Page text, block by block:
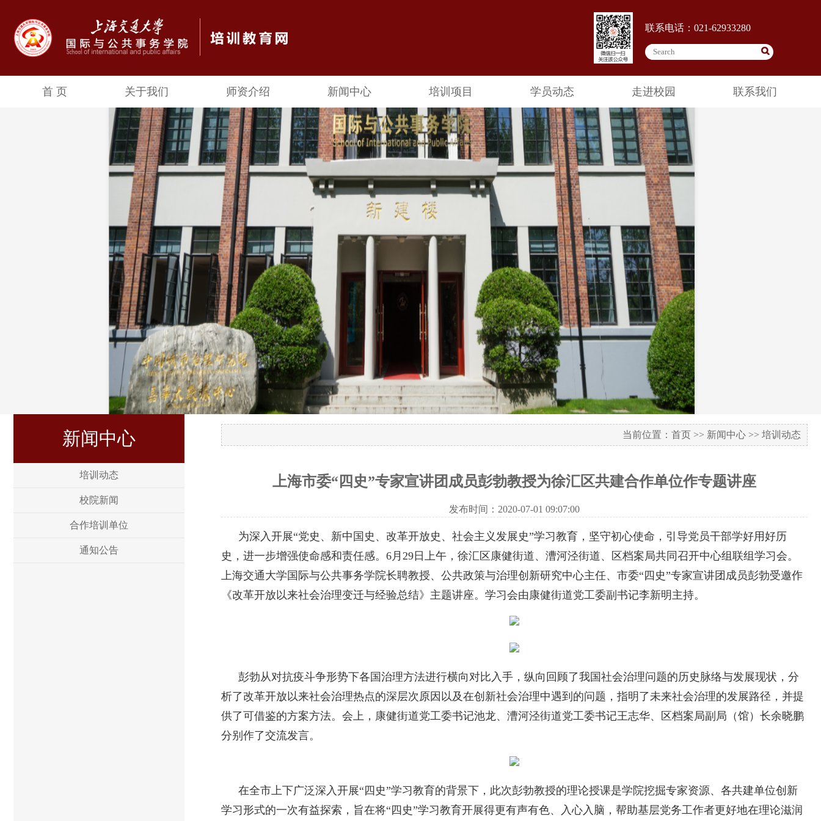
联系电话：021-62933280
首 页 关于我们 师资介绍 新闻中心 培训项目 学员动态 走进校园 联系我们
新闻中心
培训动态
校院新闻
合作培训单位
通知公告
当前位置： 首页 >> 新闻中心 >> 培训动态
上海市委“四史”专家宣讲团成员彭勃教授为徐汇区共建合作单位作专题讲座
发布时间：2020-07-01 09:07:00
为深入开展“党史、新中国史、改革开放史、社会主义发展史”学习教育，坚守初心使命，引导党员干部学好用好历
史，进一步增强使命感和责任感。6月29日上午，徐汇区康健街道、漕河泾街道、区档案局共同召开中心组联组学习会。
上海交通大学国际与公共事务学院长聘教授、公共政策与治理创新研究中心主任、市委“四史”专家宣讲团成员彭勃受邀作
《改革开放以来社会治理变迁与经验总结》主题讲座。学习会由康健街道党工委副书记李新明主持。
彭勃从对抗疫斗争形势下各国治理方法进行横向对比入手，纵向回顾了我国社会治理问题的历史脉络与发展现状，分
析了改革开放以来社会治理热点的深层次原因以及在创新社会治理中遇到的问题，指明了未来社会治理的发展路径，并提
供了可借鉴的方案方法。会上，康健街道党工委书记池龙、漕河泾街道党工委书记王志华、区档案局副局（馆）长余晓鹏
分别作了交流发言。
在全市上下广泛深入开展“四史”学习教育的背景下，此次彭勃教授的理论授课是学院挖掘专家资源、各共建单位创新
学习形式的一次有益探索，旨在将“四史”学习教育开展得更有声有色、入心入脑，帮助基层党务工作者更好地在理论滋润